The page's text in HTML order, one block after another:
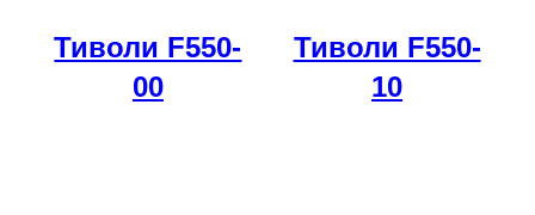
Тиволи F550-
00
Тиволи F550-
10